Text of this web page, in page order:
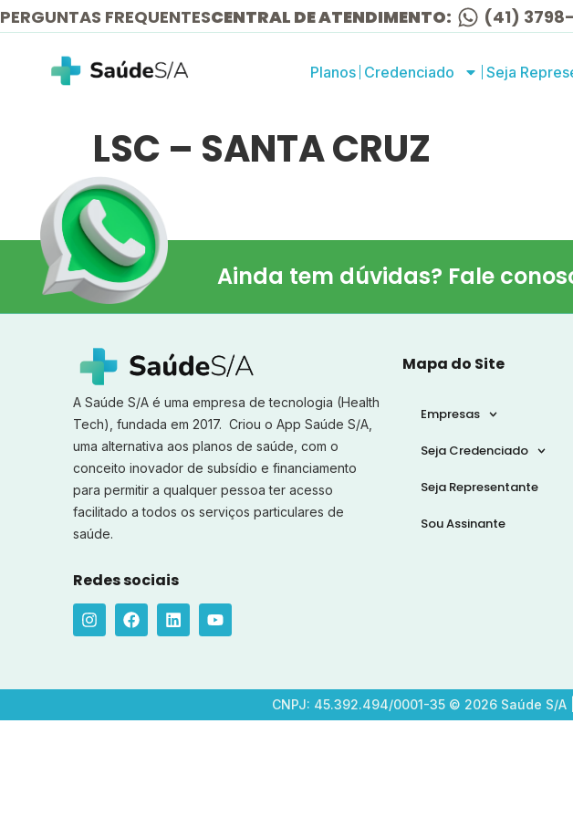
PERGUNTAS FREQUENTESCENTRAL DE ATENDIMENTO: (41)
Planos Credenciado Seja
LSC – SANTA CRUZ
Ainda tem dúvidas? Fale
A Saúde S/A é uma empresa de tecnologia (Health
Tech), fundada em 2017. Criou o App Saúde S/A,
uma alternativa aos planos de saúde, com o
conceito inovador de subsídio e financiamento
para permitir a qualquer pessoa ter acesso
facilitado a todos os serviços particulares de
saúde.
Redes sociais
Mapa do Site
Empresas
Seja Credenciado
Seja Representante
Sou Assinante
CNPJ: 45.392.494/0001-35 © 2026 Saúde S/